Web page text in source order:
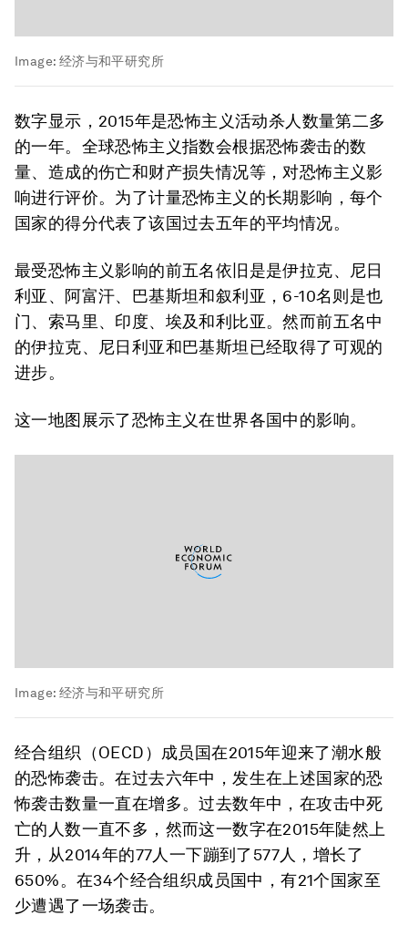
Image: 经济与和平研究所
数字显示，2015年是恐怖主义活动杀人数量第二多
的一年。全球恐怖主义指数会根据恐怖袭击的数
量、造成的伤亡和财产损失情况等，对恐怖主义影
响进行评价。为了计量恐怖主义的长期影响，每个
国家的得分代表了该国过去五年的平均情况。
最受恐怖主义影响的前五名依旧是是伊拉克、尼日
利亚、阿富汗、巴基斯坦和叙利亚，6-10名则是也
门、索马里、印度、埃及和利比亚。然而前五名中
的伊拉克、尼日利亚和巴基斯坦已经取得了可观的
进步。
这一地图展示了恐怖主义在世界各国中的影响。
Image: 经济与和平研究所
经合组织（OECD）成员国在2015年迎来了潮水般
的恐怖袭击。在过去六年中，发生在上述国家的恐
怖袭击数量一直在增多。过去数年中，在攻击中死
亡的人数一直不多，然而这一数字在2015年陡然上
升，从2014年的77人一下蹦到了577人，增长了
650%。在34个经合组织成员国中，有21个国家至
少遭遇了一场袭击。